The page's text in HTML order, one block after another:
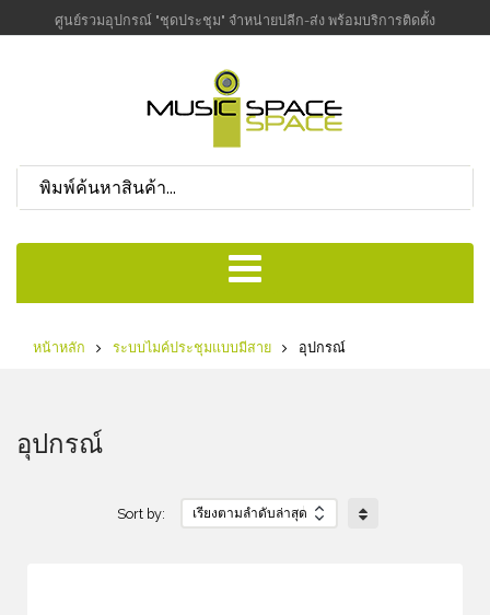
ศูนย์รวมอุปกรณ์ "ชุดประชุม" จำหน่ายปลีก-ส่ง พร้อมบริการติดตั้ง
หน้าหลัก ระบบไมค์ประชุมแบบมีสาย อุปกรณ์
อุปกรณ์
Sort by: